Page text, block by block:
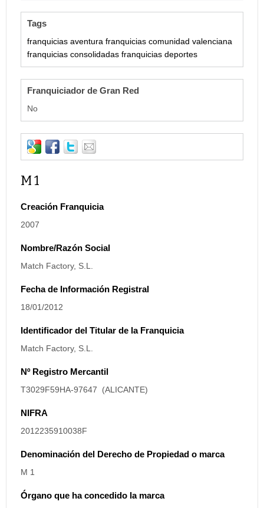
Tags
franquicias aventura franquicias comunidad valenciana
franquicias consolidadas franquicias deportes
Franquiciador de Gran Red
No
M 1
Creación Franquicia
2007
Nombre/Razón Social
Match Factory, S.L.
Fecha de Información Registral
18/01/2012
Identificador del Titular de la Franquicia
Match Factory, S.L.
Nº Registro Mercantil
T3029F59HA-97647 (ALICANTE)
NIFRA
2012235910038F
Denominación del Derecho de Propiedad o marca
M 1
Órgano que ha concedido la marca